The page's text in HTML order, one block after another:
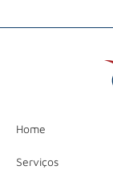
Home
Serviços